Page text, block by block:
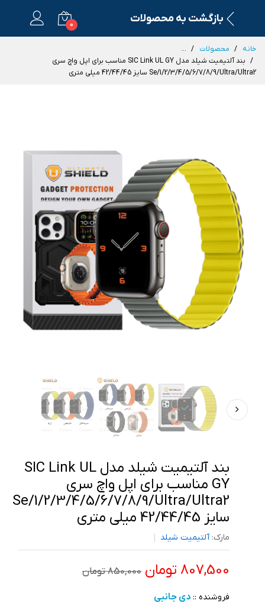
بازگشت به محصولات 0
خانه محصولات
...
بند آلتیمیت شیلد مدل SIC Link UL GY مناسب برای اپل واچ سری
Se/1/2/3/4/5/6/7/8/9/Ultra/Ultra2 سایز 42/44/45 میلی متری
بند آلتیمیت شیلد مدل SIC Link UL
GY مناسب برای اپل واچ سری
Se/1/2/3/4/5/6/7/8/9/Ultra/Ultra2
سایز 42/44/45 میلی متری
مارک:آلتیمیت شیلد
807,500 تومان 850,000 تومان
فروشنده :: دی جانبی